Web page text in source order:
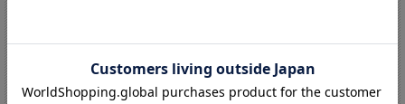
NEW